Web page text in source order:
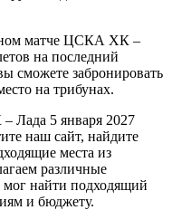
матче ЦСКА ХК –
на последний
сможете забронировать
на трибунах.
Лада 5 января 2027
наш сайт, найдите
места из
различные
найти подходящий
и бюджету.